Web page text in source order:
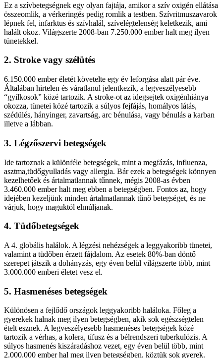
Ez a szívbetegségnek egy olyan fajtája, amikor a szív oxigén ellátása
összeomlik, a vérkeringés pedig romlik a testben. Szívritmuszavarok
lépnek fel, infarktus és szívhalál, szívelégtelenség keletkezik, ami
halált okoz. Világszerte 2008-ban 7.250.000 ember halt meg ilyen
tünetekkel.
2. Stroke vagy szélütés
6.150.000 ember életét követelte egy év leforgása alatt pár éve.
Általában hirtelen és váratlanul jelentkezik, a legveszélyesebb
“gyilkosok” közé tartozik. A stroke-ot az idegsejtek oxigénhiánya
okozza, tünetei közé tartozik a súlyos fejfájás, homályos látás,
szédülés, hányinger, zavartság, arc bénulása, vagy bénulás a karban
illetve a lábban.
3. Légzőszervi betegségek
Ide tartoznak a különféle betegségek, mint a megfázás, influenza,
asztma,tüdőgyulladás vagy allergia. Bár ezek a betegségek könnyen
kezelhetőek és ártalmatlannak tűnnek, mégis 2008-as évben
3.460.000 ember halt meg ebben a betegségben. Fontos az, hogy
idejében kezeljünk minden ártalmatlannak tűnő betegséget, és ne
várjuk, hogy maguktól elmúljanak.
4. Tüdőbetegségek
A 4. globális halálok. A légzési nehézségek a leggyakoribb tünetei,
valamint a tüdőben érzett fájdalom. Az esetek 80%-ban döntő
szerepet játszik a dohányzás, egy éven belül világszerte több, mint
3.000.000 emberi életet vesz el.
5. Hasmenéses betegségek
Különösen a fejlődő országok leggyakoribb haláloka. Főleg a
gyerekek halnak meg ilyen betegségben, akik sok egészségtelen
ételt esznek. A legveszélyesebb hasmenéses betegségek közé
tartozik a vérhas, a kolera, tífusz és a bélrendszeri tuberkulózis. A
súlyos hasmenés kiszáradáshoz vezet, egy éven belül több, mint
2.000.000 ember hal meg ilyen betegségben, köztük sok gyerek.